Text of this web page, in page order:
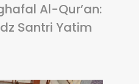
Al-Qur’an:
Santri Yatim